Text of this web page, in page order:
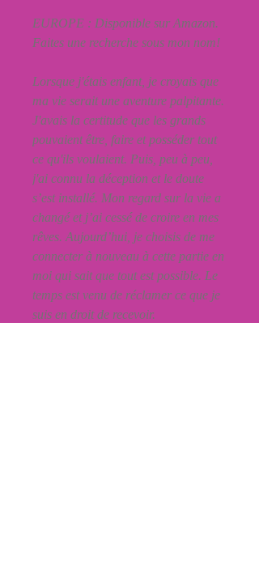
EUROPE : Disponible sur Amazon.
Faites une recherche sous mon nom!
Lorsque j'étais enfant, je croyais que
ma vie serait une aventure palpitante.
J'avais la certitude que les grands
pouvaient être, faire et posséder tout
ce qu'ils voulaient. Puis, peu à peu,
j'ai connu la déception et le doute
s’est installé. Mon regard sur la vie a
changé et j’ai cessé de croire en mes
rêves. Aujourd’hui, je choisis de me
connecter à nouveau à cette partie en
moi qui sait que tout est possible. Le
temps est venu de réclamer ce que je
suis en droit de recevoir.